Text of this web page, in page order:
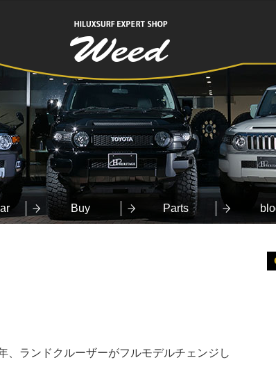
EXPERT SHOP
Weed
Buy Parts
、ランドクルーザーがフルモデルチェンジし